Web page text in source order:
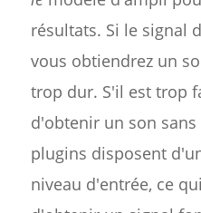
résultats. Si le signal
vous obtiendrez un
trop dur. S'il est trop
d'obtenir un son
plugins disposent
niveau d'entrée, ce